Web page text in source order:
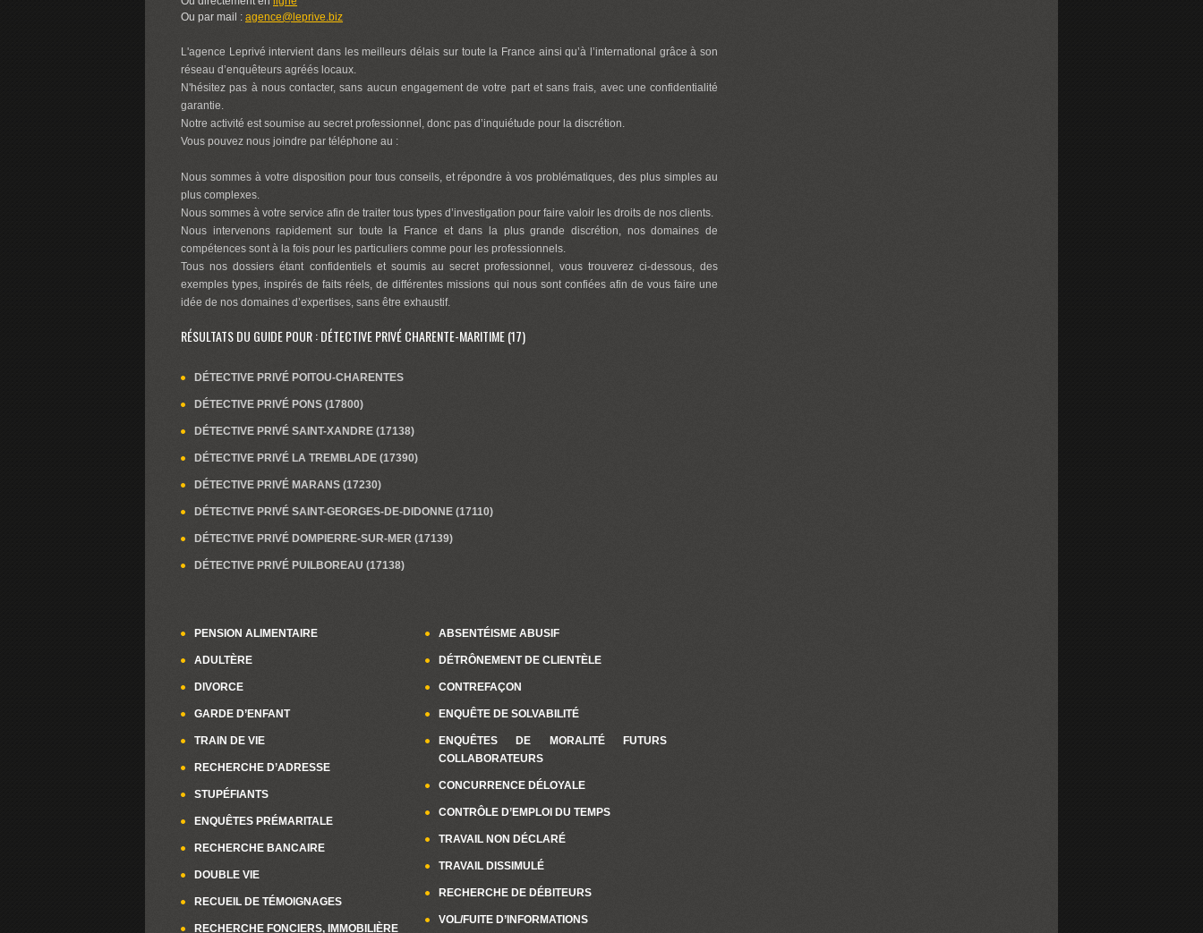
Ou par mail : agence@leprive.biz
L'agence Leprivé intervient dans les meilleurs délais sur toute la France ainsi qu’à l’international grâce à son
réseau d’enquêteurs agréés locaux.
N'hésitez pas à nous contacter, sans aucun engagement de votre part et sans frais, avec une confidentialité
garantie.
Notre activité est soumise au secret professionnel, donc pas d’inquiétude pour la discrétion.
Vous pouvez nous joindre par téléphone au :
Nous sommes à votre disposition pour tous conseils, et répondre à vos problématiques, des plus simples au
plus complexes.
Nous sommes à votre service afin de traiter tous types d’investigation pour faire valoir les droits de nos clients.
Nous intervenons rapidement sur toute la France et dans la plus grande discrétion, nos domaines de
compétences sont à la fois pour les particuliers comme pour les professionnels.
Tous nos dossiers étant confidentiels et soumis au secret professionnel, vous trouverez ci-dessous, des
exemples types, inspirés de faits réels, de différentes missions qui nous sont confiées afin de vous faire une
idée de nos domaines d’expertises, sans être exhaustif.
RÉSULTATS DU GUIDE POUR : DÉTECTIVE PRIVÉ CHARENTE-MARITIME (17)
DÉTECTIVE PRIVÉ POITOU-CHARENTES
DÉTECTIVE PRIVÉ PONS (17800)
DÉTECTIVE PRIVÉ SAINT-XANDRE (17138)
DÉTECTIVE PRIVÉ LA TREMBLADE (17390)
DÉTECTIVE PRIVÉ MARANS (17230)
DÉTECTIVE PRIVÉ SAINT-GEORGES-DE-DIDONNE (17110)
DÉTECTIVE PRIVÉ DOMPIERRE-SUR-MER (17139)
DÉTECTIVE PRIVÉ PUILBOREAU (17138)
PENSION ALIMENTAIRE
ADULTÈRE
DIVORCE
GARDE D’ENFANT
TRAIN DE VIE
RECHERCHE D’ADRESSE
STUPÉFIANTS
ENQUÊTES PRÉMARITALE
RECHERCHE BANCAIRE
DOUBLE VIE
RECUEIL DE TÉMOIGNAGES
RECHERCHE FONCIERS, IMMOBILIÈRE
ABSENTÉISME ABUSIF
DÉTRÔNEMENT DE CLIENTÈLE
CONTREFAÇON
ENQUÊTE DE SOLVABILITÉ
ENQUÊTES DE MORALITÉ FUTURS
COLLABORATEURS
CONCURRENCE DÉLOYALE
CONTRÔLE D’EMPLOI DU TEMPS
TRAVAIL NON DÉCLARÉ
TRAVAIL DISSIMULÉ
RECHERCHE DE DÉBITEURS
VOL/FUITE D’INFORMATIONS